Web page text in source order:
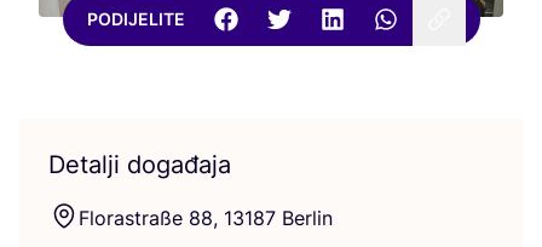
PODIJELITE
Detalji događaja
Flo­ras­traße 88, 13187 Berlin